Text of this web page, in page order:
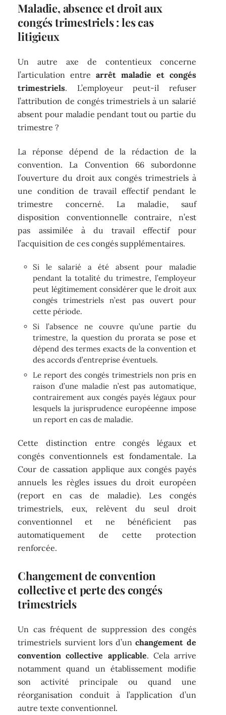
Maladie, absence et droit aux
congés trimestriels : les cas
litigieux
Un autre axe de contentieux concerne
l’articulation entrearrêt maladie et congés
trimestriels. L’employeur peut-il refuser
l’attribution de congés trimestriels à un salarié
absent pour maladie pendant tout ou partie du
trimestre ?
La réponse dépend de la rédaction de la
convention. La Convention 66 subordonne
l’ouverture du droit aux congés trimestriels à
une condition de travail effectif pendant le
trimestre concerné. La maladie, sauf
disposition conventionnelle contraire, n’est
pas assimilée à du travail effectif pour
l’acquisition de ces congés supplémentaires.
Si le salarié a été absent pour maladie
pendant la totalité du trimestre, l’employeur
peut légitimement considérer que le droit aux
congés trimestriels n’est pas ouvert pour
cette période.
Si l’absence ne couvre qu’une partie du
trimestre, la question du prorata se pose et
dépend des termes exacts de la convention et
des accords d’entreprise éventuels.
Le report des congés trimestriels non pris en
raison d’une maladie n’est pas automatique,
contrairement aux congés payés légaux pour
lesquels la jurisprudence européenne impose
un report en cas de maladie.
Cette distinction entre congés légaux et
congés conventionnels est fondamentale. La
Cour de cassation applique aux congés payés
annuels les règles issues du droit européen
(report en cas de maladie). Les congés
trimestriels, eux, relèvent du seul droit
conventionnel et ne bénéficient pas
automatiquement de cette protection
renforcée.
Changement de convention
collective et perte des congés
trimestriels
Un cas fréquent de suppression des congés
trimestriels survient lors d’unchangement de
convention collective applicable. Cela arrive
notamment quand un établissement modifie
son activité principale ou quand une
réorganisation conduit à l’application d’un
autre texte conventionnel.